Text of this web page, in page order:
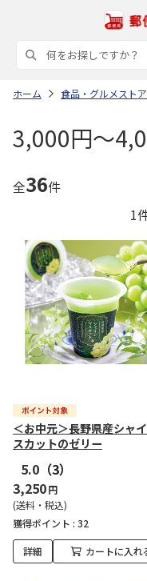
ホーム 食品・グルメストア
3,000円～
全36件
1
＜お中元＞長野県産シャ
スカットのゼリー
5.0 （3）
3,250円
(送料・税込)
獲得ポイント : 32
詳細 カートに入れ